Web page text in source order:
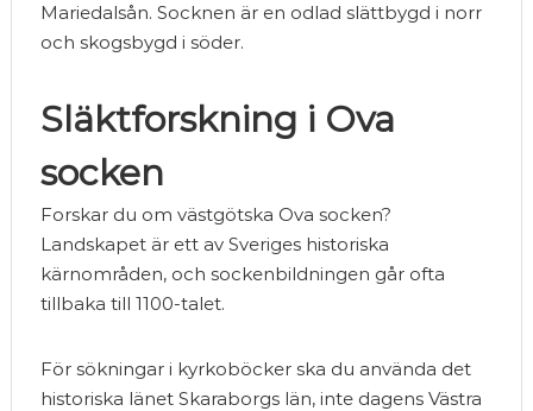
Mariedalsån. Socknen är en odlad slättbygd i norr
och skogsbygd i söder.
Släktforskning i Ova
socken
Forskar du om västgötska Ova socken?
Landskapet är ett av Sveriges historiska
kärnområden, och sockenbildningen går ofta
tillbaka till 1100-talet.
För sökningar i kyrkoböcker ska du använda det
historiska länet Skaraborgs län, inte dagens Västra